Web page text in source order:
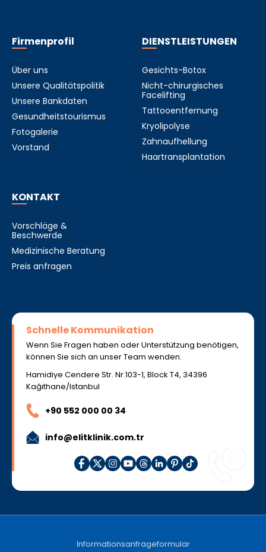
Firmenprofil
Über uns
Unsere Qualitätspolitik
Unsere Bankdaten
Gesundheitstourismus
Fotogalerie
Vorstand
DIENSTLEISTUNGEN
Gesichts-Botox
Nicht-chirurgisches
Facelifting
Tattooentfernung
Kryolipolyse
Zahnaufhellung
Haartransplantation
KONTAKT
Vorschläge &
Beschwerde
Medizinische Beratung
Preis anfragen
Schnelle Kommunikation
Wenn Sie Fragen haben oder Unterstützung benötigen,
können Sie sich an unser Team wenden.
Hamidiye Cendere Str. Nr:103-1, Block T4, 34396
Kağıthane/Istanbul
+90 552 000 00 34
info@elitklinik.com.tr
Informationsanfrageformular